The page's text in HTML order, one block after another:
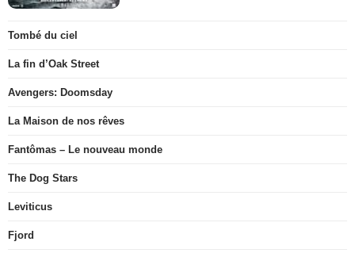
Tombé du ciel
La fin d’Oak Street
Avengers: Doomsday
La Maison de nos rêves
Fantômas – Le nouveau monde
The Dog Stars
Leviticus
Fjord